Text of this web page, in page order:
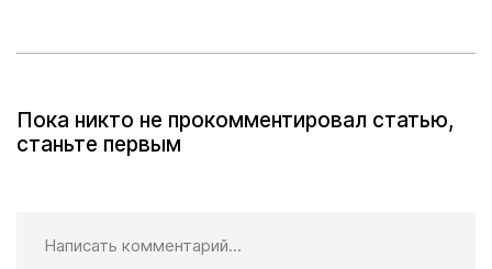
Пока никто не прокомментировал статью,
станьте первым